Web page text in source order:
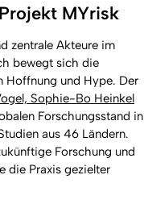
MYrisk
zentrale Akteure im
bewegt sich die
Hoffnung und Hype. Der
Sophie-Bo Heinkel
Forschungsstand in
aus 46 Ländern.
Forschung und
die Praxis gezielter